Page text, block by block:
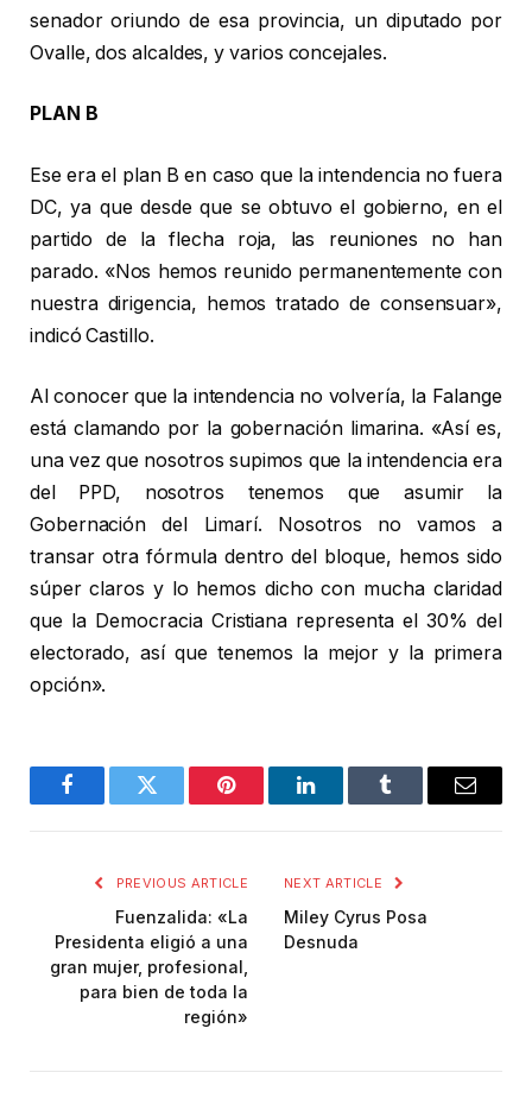
senador oriundo de esa provincia, un diputado por
Ovalle, dos alcaldes, y varios concejales.
PLAN B
Ese era el plan B en caso que la intendencia no fuera
DC, ya que desde que se obtuvo el gobierno, en el
partido de la flecha roja, las reuniones no han
parado. «Nos hemos reunido permanentemente con
nuestra dirigencia, hemos tratado de consensuar»,
indicó Castillo.
Al conocer que la intendencia no volvería, la Falange
está clamando por la gobernación limarina. «Así es,
una vez que nosotros supimos que la intendencia era
del PPD, nosotros tenemos que asumir la
Gobernación del Limarí. Nosotros no vamos a
transar otra fórmula dentro del bloque, hemos sido
súper claros y lo hemos dicho con mucha claridad
que la Democracia Cristiana representa el 30% del
electorado, así que tenemos la mejor y la primera
opción».
FacebookTwitter Pinterest LinkedInTumblr Email
PREVIOUS ARTICLE
Fuenzalida: «La
Presidenta eligió a una
gran mujer, profesional,
para bien de toda la
región»
NEXT ARTICLE
Miley Cyrus Posa
Desnuda